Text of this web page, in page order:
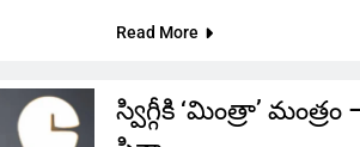
Read More
స్విగ్గీకి ‘మింత్రా’